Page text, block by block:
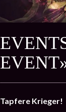
Tapfere Krieger!